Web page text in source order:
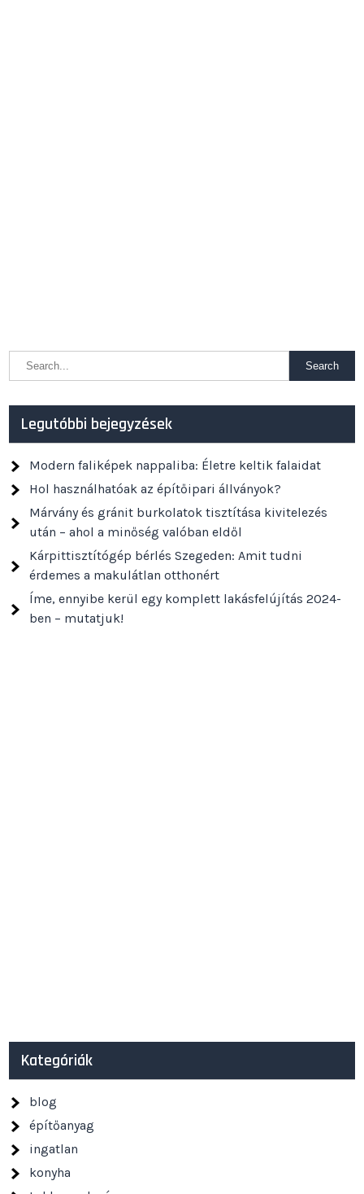
Legutóbbi bejegyzések
Modern faliképek nappaliba: Életre keltik falaidat
Hol használhatóak az építőipari állványok?
Márvány és gránit burkolatok tisztítása kivitelezés
után – ahol a minőség valóban eldől
Kárpittisztítógép bérlés Szegeden: Amit tudni
érdemes a makulátlan otthonért
Íme, ennyibe kerül egy komplett lakásfelújítás 2024-
ben – mutatjuk!
Kategóriák
blog
építőanyag
ingatlan
konyha